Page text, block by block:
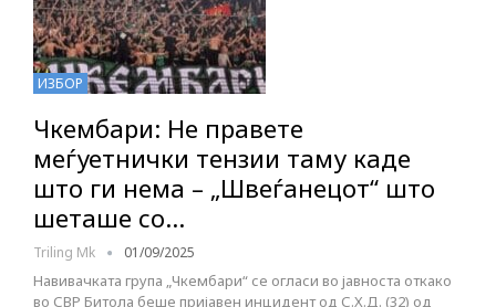
ИЗБОР
Чкембари: Не правете
меѓуетнички тензии таму каде
што ги нема – „Швеѓанецот“ што
шеташе со…
Triling Mk 01/09/2025
Навивачката група „Чкембари“ се огласи во јавноста откако
во СВР Битола беше пријавен инцидент од С.Х.Д. (32) од